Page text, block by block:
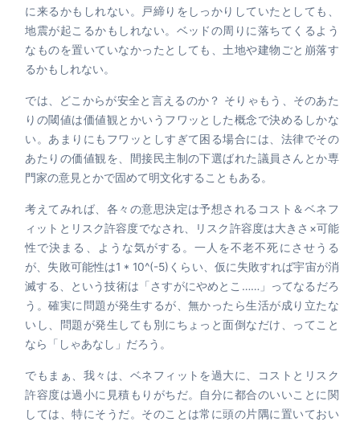
に来るかもしれない。戸締りをしっかりしていたとしても、
地震が起こるかもしれない。ベッドの周りに落ちてくるよう
なものを置いていなかったとしても、土地や建物ごと崩落す
るかもしれない。
では、どこからが安全と言えるのか？ そりゃもう、そのあた
りの閾値は価値観とかいうフワッとした概念で決めるしかな
い。あまりにもフワッとしすぎて困る場合には、法律でその
あたりの価値観を、間接民主制の下選ばれた議員さんとか専
門家の意見とかで固めて明文化することもある。
考えてみれば、各々の意思決定は予想されるコスト＆ベネフ
ィットとリスク許容度でなされ、リスク許容度は大きさ×可能
性で決まる、ような気がする。一人を不老不死にさせうる
が、失敗可能性は1 * 10^(-5)くらい、仮に失敗すれば宇宙が消
滅する、という技術は「さすがにやめとこ……」ってなるだろ
う。確実に問題が発生するが、無かったら生活が成り立たな
いし、問題が発生しても別にちょっと面倒なだけ、ってこと
なら「しゃあなし」だろう。
でもまぁ、我々は、ベネフィットを過大に、コストとリスク
許容度は過小に見積もりがちだ。自分に都合のいいことに関
しては、特にそうだ。そのことは常に頭の片隅に置いておい